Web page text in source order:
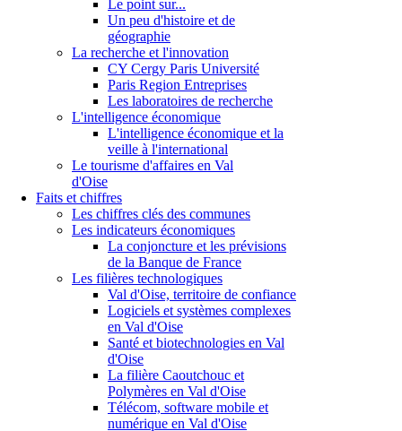
Le point sur...
Un peu d'histoire et de
géographie
La recherche et l'innovation
CY Cergy Paris Université
Paris Region Entreprises
Les laboratoires de recherche
L'intelligence économique
L'intelligence économique et la
veille à l'international
Le tourisme d'affaires en Val
d'Oise
Faits et chiffres
Les chiffres clés des communes
Les indicateurs économiques
La conjoncture et les prévisions
de la Banque de France
Les filières technologiques
Val d'Oise, territoire de confiance
Logiciels et systèmes complexes
en Val d'Oise
Santé et biotechnologies en Val
d'Oise
La filière Caoutchouc et
Polymères en Val d'Oise
Télécom, software mobile et
numérique en Val d'Oise